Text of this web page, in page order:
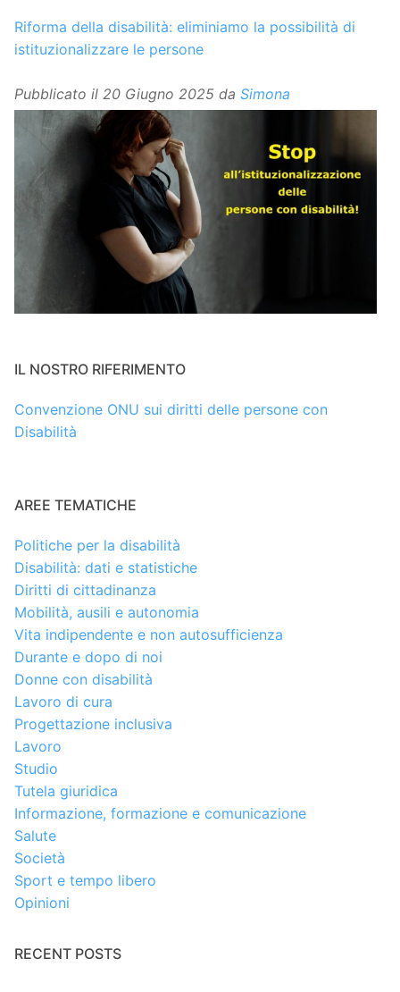
Riforma della disabilità: eliminiamo la possibilità di
istituzionalizzare le persone
Pubblicato il 20 Giugno 2025 da Simona
IL NOSTRO RIFERIMENTO
Convenzione ONU sui diritti delle persone con
Disabilità
AREE TEMATICHE
Politiche per la disabilità
Disabilità: dati e statistiche
Diritti di cittadinanza
Mobilità, ausili e autonomia
Vita indipendente e non autosufficienza
Durante e dopo di noi
Donne con disabilità
Lavoro di cura
Progettazione inclusiva
Lavoro
Studio
Tutela giuridica
Informazione, formazione e comunicazione
Salute
Società
Sport e tempo libero
Opinioni
RECENT POSTS